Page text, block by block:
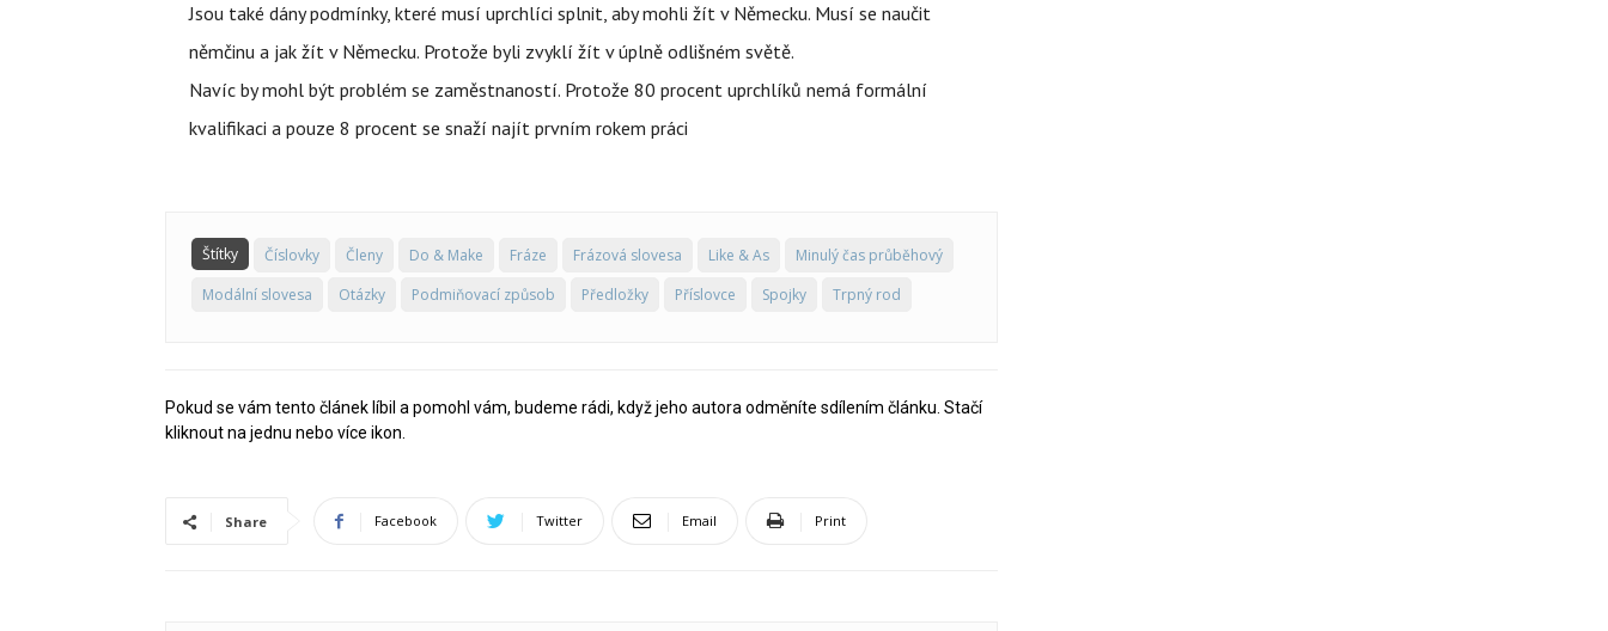
Jsou také dány podmínky, které musí uprchlíci splnit, aby mohli žít v Německu. Musí se naučit
němčinu a jak žít v Německu. Protože byli zvyklí žít v úplně odlišném světě.
Navíc by mohl být problém se zaměstnaností. Protože 80 procent uprchlíků nemá formální
kvalifikaci a pouze 8 procent se snaží najít prvním rokem práci
Štítky Číslovky Členy Do & Make Fráze Frázová slovesa Like & As
Minulý čas průběhový
Modální slovesa
Otázky Podmiňovací způsob Předložky Příslovce Spojky Trpný rod
Pokud se vám tento článek líbil a pomohl vám, budeme rádi, když jeho autora odměníte sdílením článku. Stačí
kliknout na jednu nebo více ikon.
Share Facebook Twitter Email Print